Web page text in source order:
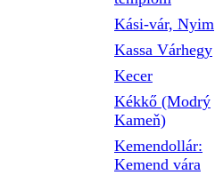
Kási-vár, Nyim
Kassa Várhegy
Kecer
Kékkő (Modrý
Kameň)
Kemendollár:
Kemend vára